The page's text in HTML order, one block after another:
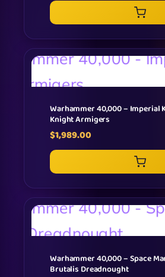
Warhammer 40,000 – Imperial
Knight Armigers
$1,989.00
Warhammer 40,000 – Space
Brutalis Dreadnought